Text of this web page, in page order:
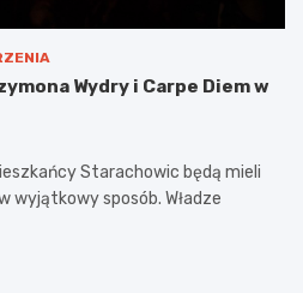
Wydry i Carpe Diem w
Starachowic będą mieli
wyjątkowy sposób. Władze